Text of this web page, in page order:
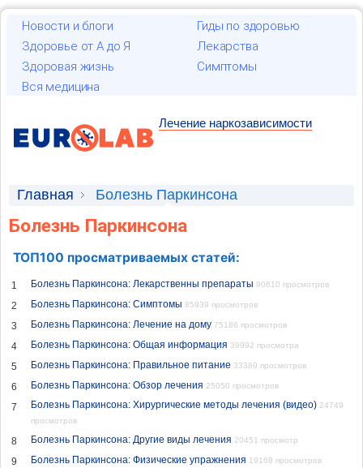
Новости и блоги
Гиды по здоровью
Здоровье от А до Я
Лекарства
Здоровая жизнь
Симптомы
Вся медицина
Лечение наркозависимости
Главная Болезнь Паркинсона
Болезнь Паркинсона
ТОП100 просматриваемых статей:
1 Болезнь Паркинсона: Лекарственны препараты 90610 просмотров
2 Болезнь Паркинсона: Симптомы 85939 просмотров
3 Болезнь Паркинсона: Лечение на дому 75186 просмотров
4 Болезнь Паркинсона: Общая информация 39992 просмотра
5 Болезнь Паркинсона: Правильное питание 33389 просмотров
6 Болезнь Паркинсона: Обзор лечения 25050 просмотров
7 Болезнь Паркинсона: Хирургические методы лечения (видео) 24749
просмотров
8 Болезнь Паркинсона: Другие виды лечения 20451 просмотр
9 Болезнь Паркинсона: Физические упражнения 19168 просмотров